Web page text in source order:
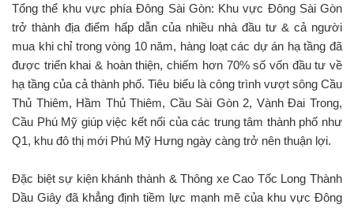
Tổng thể khu vực phía Đông Sài Gòn: Khu vực Đông Sài Gòn
trở thành địa điểm hấp dẫn của nhiều nhà đầu tư & cả người
mua khi chỉ trong vòng 10 năm, hàng loạt các dự án hạ tầng đã
được triển khai & hoàn thiện, chiếm hơn 70% số vốn đầu tư về
hạ tầng của cả thành phố. Tiêu biểu là công trình vượt sông Cầu
Thủ Thiêm, Hầm Thủ Thiêm, Cầu Sài Gòn 2, Vành Đai Trong,
Cầu Phú Mỹ giúp việc kết nối của các trung tâm thành phố như
Q1, khu đô thị mới Phú Mỹ Hưng ngày càng trở nên thuận lợi.
Đặc biệt sự kiện khánh thành & Thông xe Cao Tốc Long Thành
Dầu Giây đã khẳng định tiềm lực mạnh mẽ của khu vực Đông